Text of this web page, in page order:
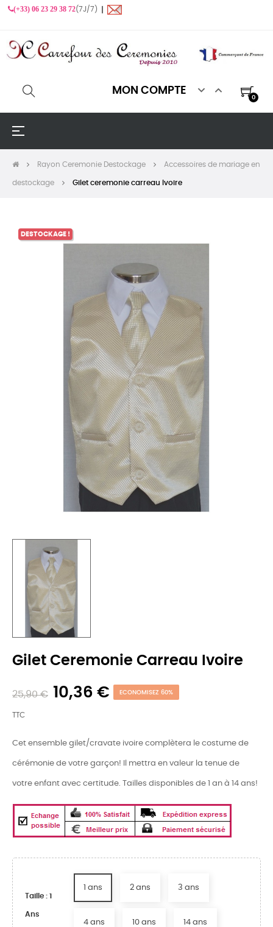
(+33) 06 23 29 38 72(7J/7) ❙
MON COMPTE  
0
Basculer
☰
Rayon Ceremonie Destockage Accessoires de mariage en
destockage Gilet ceremonie carreau Ivoire
DESTOCKAGE !
Gilet Ceremonie Carreau Ivoire
25,90 € 10,36 € ECONOMISEZ 60%
TTC
Cet ensemble gilet/cravate ivoire complètera le costume de
cérémonie de votre garçon! Il mettra en valeur la tenue de
votre enfant avec certitude. Tailles disponibles de 1 an à 14 ans!
Taille : 1
Ans
1 ans 2 ans 3 ans
4 ans 10 ans 14 ans